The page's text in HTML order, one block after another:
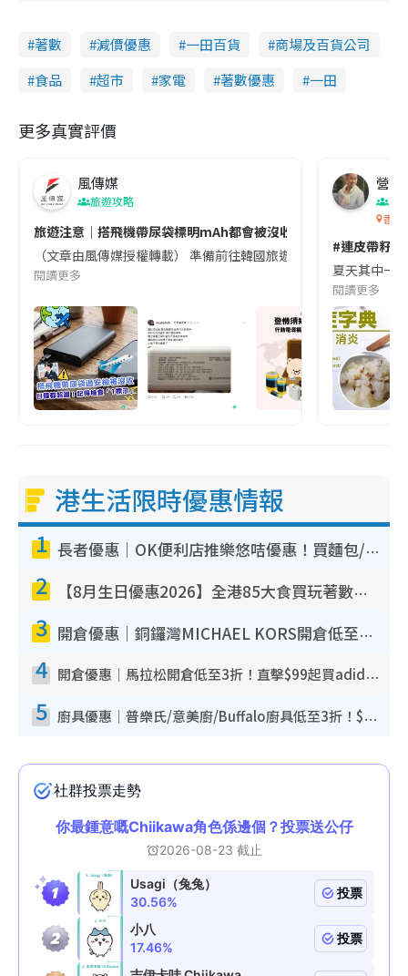
著數 減價優惠 一田百貨
商場及百貨公司
食品
超市 家電 著數優惠 一田
更多真實評價
風傳媒
旅遊攻略
旅遊注意｜搭飛機帶尿袋標明mAh都會被沒收😱出發前切記檢查
（文章由風傳媒授權轉載） 準備前往韓國旅遊的民眾，近期要
閱讀更多
營養
香港
#連皮帶籽
夏天其中一
閱讀更多
港生活限時優惠情報
1 長者優惠｜OK便利店推樂悠咭優惠！買麵包/牛奶/保健品拍卡即減
2 【8月生日優惠2026】全港85大食買玩著數攻略 自助餐/火鍋放題同行免費＋誠品/DONKI送現金券
3 開倉優惠｜銅鑼灣MICHAEL KORS開倉低至17折！直擊$500起買手袋/銀包/鞋款 必買經典Jet Set系列
4 開倉優惠｜馬拉松開倉低至3折！直擊$99起買adidas／New Balance／Puma鞋款 STANLEY保溫杯劈價至$119起
5 廚具優惠｜普樂氏/意美廚/Buffalo廚具低至3折！$89起買煎鍋／炒鑊／個人鍋 同場小家電激減至$99起